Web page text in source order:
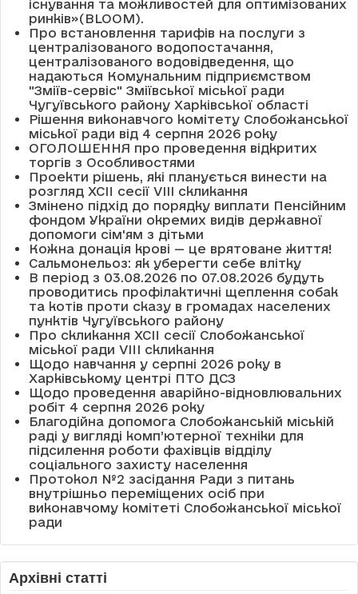
існування та можливостей для оптимізованих
ринків»(BLOOM).
Про встановлення тарифів на послуги з
централізованого водопостачання,
централізованого водовідведення, що
надаються Комунальним підприємством
"Зміїв-сервіс" Зміївської міської ради
Чугуївського району Харківської області
Рішення виконавчого комітету Слобожанської
міської ради від 4 серпня 2026 року
ОГОЛОШЕННЯ про проведення відкритих
торгів з Особливостями
Проекти рішень, які планується винести на
розгляд XCII сесії VІІІ скликання
Змінено підхід до порядку виплати Пенсійним
фондом України окремих видів державної
допомоги сім'ям з дітьми
Кожна донація крові — це врятоване життя!
Сальмонельоз: як уберегти себе влітку
В період з 03.08.2026 по 07.08.2026 будуть
проводитись профілактичні щеплення собак
та котів проти сказу в громадах населених
пунктів Чугуївського району
Про скликання XCII сесії Слобожанської
міської ради VIII скликання
Щодо навчання у серпні 2026 року в
Харківському центрі ПТО ДСЗ
Щодо проведення аварійно-відновлювальних
робіт 4 серпня 2026 року
Благодійна допомога Слобожанській міській
раді у вигляді комп’ютерної техніки для
підсилення роботи фахівців відділу
соціального захисту населення
Протокол №2 засідання Ради з питань
внутрішньо переміщених осіб при
виконавчому комітеті Слобожанської міської
ради
Архівні статті